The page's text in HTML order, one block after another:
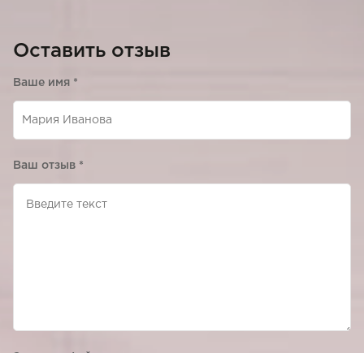
Оставить отзыв
Ваше имя *
Ваш отзыв *